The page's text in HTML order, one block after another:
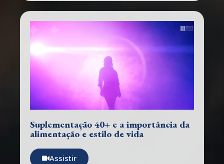
Suplementação 40+ e a importância da
alimentação e estilo de vida
Assistir